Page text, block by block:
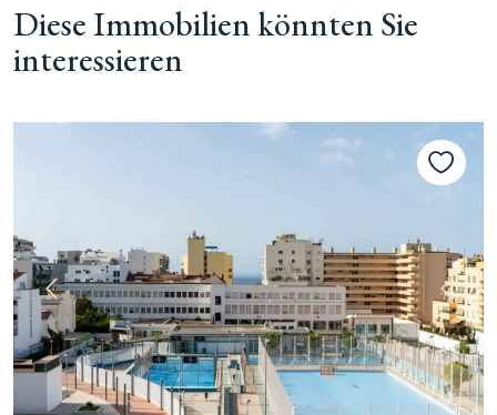
Diese Immobilien könnten Sie
interessieren
Vorherige